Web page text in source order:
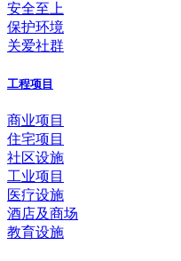
安全至上
保护环境
关爱社群
工程项目
商业项目
住宅项目
社区设施
工业项目
医疗设施
酒店及商场
教育设施